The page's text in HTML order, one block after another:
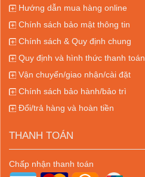
Hướng dẫn mua hàng online
Chính sách bảo mật thông tin
Chính sách & Quy định chung
Quy định và hình thức thanh toán
Vận chuyển/giao nhận/cài đặt
Chính sách bảo hành/bảo trì
Đổi/trả hàng và hoàn tiền
THANH TOÁN
Chấp nhận thanh toán